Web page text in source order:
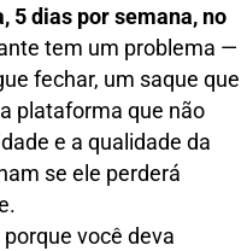
5 dias por semana, no
tem um problema —
fechar, um saque que
plataforma que não
e a qualidade da
se ele perderá
porque você deva